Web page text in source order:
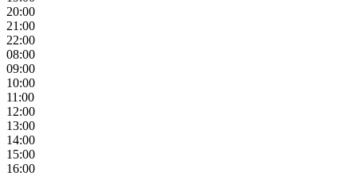
20:00
21:00
22:00
08:00
09:00
10:00
11:00
12:00
13:00
14:00
15:00
16:00